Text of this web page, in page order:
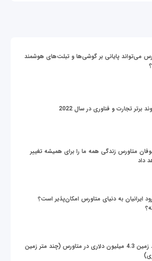
می‌تواند پایانی بر گوشی‌ها و تبلت‌های هوشمند
متاورس زندگی همه ما را برای همیشه تغییر
داد
ایرانیان به دنیای متاورس امکان‌پذیر است؟
خرید زمین 4.3 میلیون دلاری در متاورس (چند متر زمین